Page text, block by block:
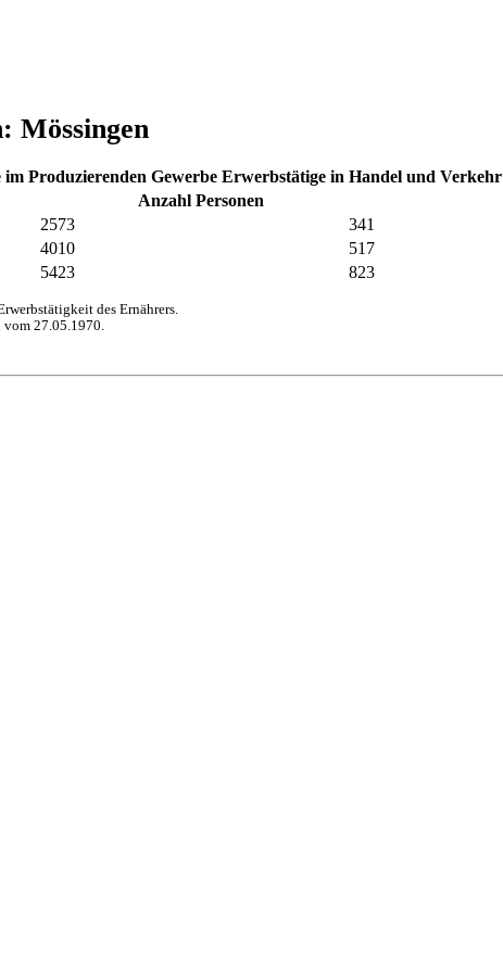
Mössingen
Produzierenden Gewerbe Erwerbstätige in Handel und Verkehr
Anzahl Personen
2573 341
4010 517
5423 823
des Ernährers.
vom 27.05.1970.